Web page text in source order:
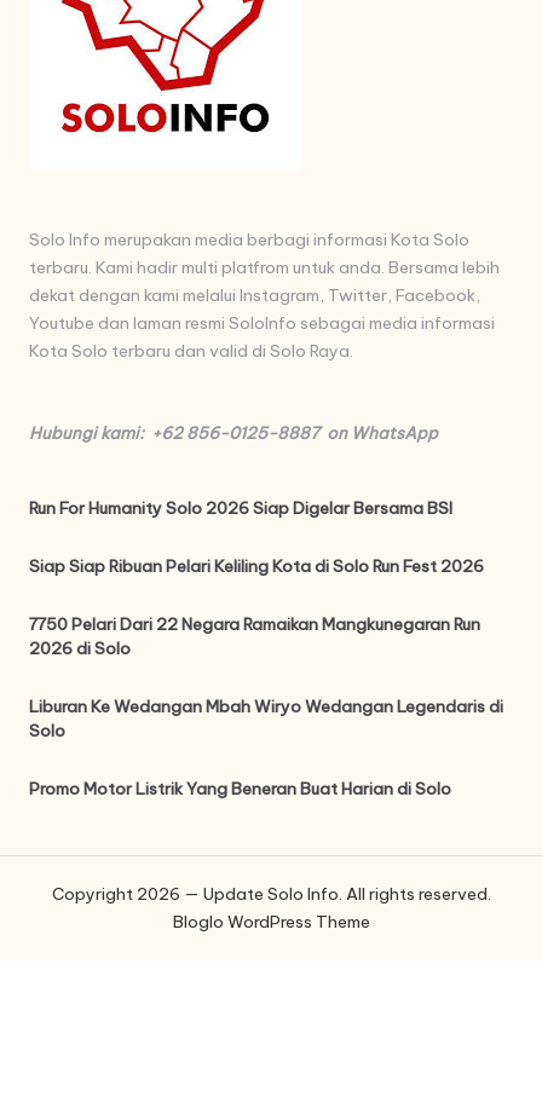
Solo Info merupakan media berbagi informasi Kota Solo
terbaru. Kami hadir multi platfrom untuk anda. Bersama lebih
dekat dengan kami melalui Instagram, Twitter, Facebook,
Youtube dan laman resmi SoloInfo sebagai media informasi
Kota Solo terbaru dan valid di Solo Raya.
Hubungi kami: +62 856-0125-8887 on WhatsApp
Run For Humanity Solo 2026 Siap Digelar Bersama BSI
Siap Siap Ribuan Pelari Keliling Kota di Solo Run Fest 2026
7750 Pelari Dari 22 Negara Ramaikan Mangkunegaran Run
2026 di Solo
Liburan Ke Wedangan Mbah Wiryo Wedangan Legendaris di
Solo
Promo Motor Listrik Yang Beneran Buat Harian di Solo
Copyright 2026 — Update Solo Info. All rights reserved.
Bloglo WordPress Theme